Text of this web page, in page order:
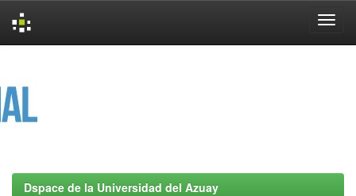
Dspace de la Universidad del Azuay